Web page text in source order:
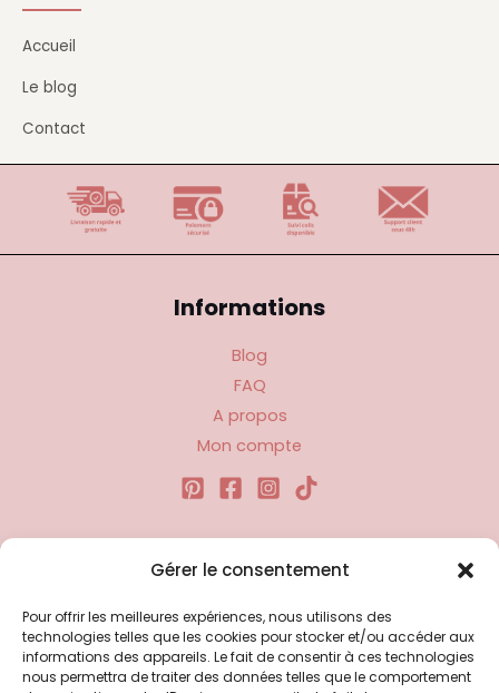
Gérer le consentement
Pour offrir les meilleures expériences, nous utilisons des
technologies telles que les cookies pour stocker et/ou accéder aux
informations des appareils. Le fait de consentir à ces technologies
nous permettra de traiter des données telles que le comportement
Accueil
Le blog
Contact
Informations
Blog
FAQ
A propos
Mon compte
Liens utiles
Politique d’expédition
Politique de confidentialité
Politique de remboursements